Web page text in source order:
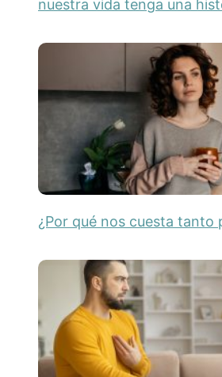
nuestra vida tenga una
¿Por qué nos cuesta tanto